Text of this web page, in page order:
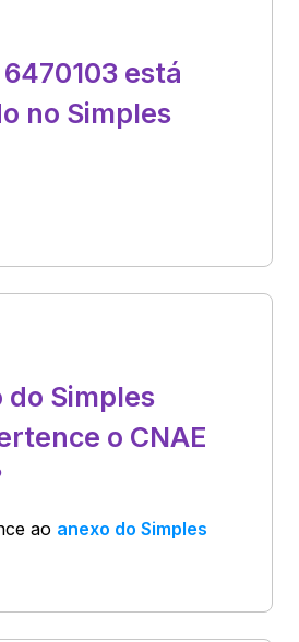
está
no Simples
do Simples
o CNAE
ao anexo do Simples